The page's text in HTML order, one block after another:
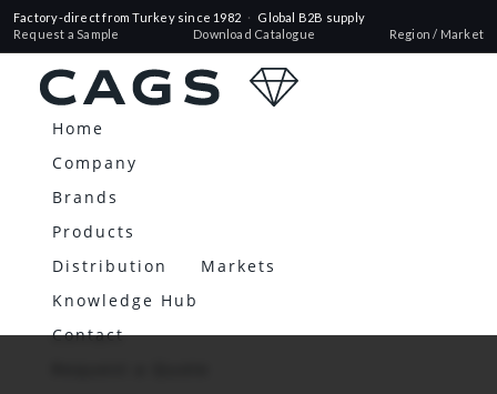
Factory-direct from Turkey since 1982 ·
Global B2B supply
Request a Sample
Download Catalogue Region / Market
Home
Company
Brands
Products
Distribution
Markets
Knowledge Hub
Contact